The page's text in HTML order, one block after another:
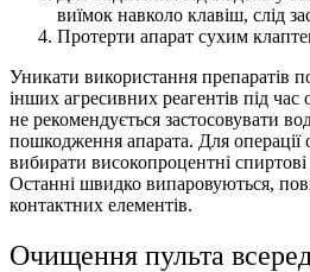
виїмок навколо клавіш, слід
Протерти апарат сухим
Уникати використання препаратів
інших агресивних реагентів під
не рекомендується застосовувати
пошкодження апарата. Для
вибирати високопроцентні
Останні швидко випаровуються,
контактних елементів.
Очищення пульта